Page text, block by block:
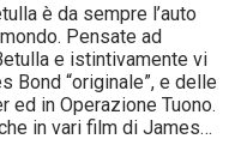
è da sempre l’auto
Pensate ad
e istintivamente vi
Bond “originale”, e delle
ed in Operazione Tuono.
in vari film di James…